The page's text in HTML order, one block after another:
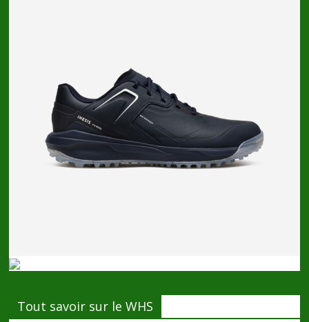
Tout savoir sur le WHS